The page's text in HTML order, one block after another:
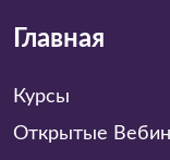
Главная
Курсы
Открытые